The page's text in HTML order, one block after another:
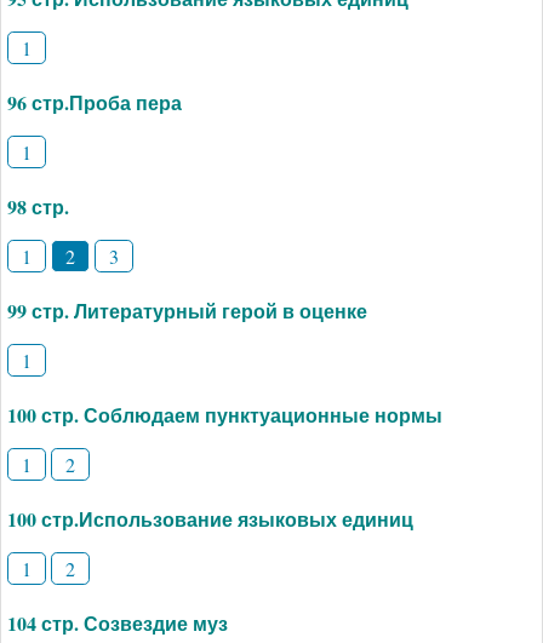
1
96 стр.Проба пера
1
98 стр.
1 2 3
99 стр. Литературный герой в оценке
1
100 стр. Соблюдаем пунктуационные нормы
1 2
100 стр.Использование языковых единиц
1 2
104 стр. Созвездие муз